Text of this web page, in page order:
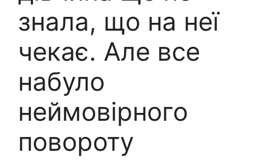
знала, що на неї
чекає. Але все
набуло
неймовірного
повороту